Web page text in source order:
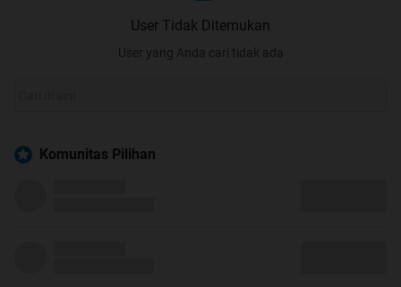
User Tidak Ditemukan
User yang Anda cari tidak ada
Komunitas Pilihan